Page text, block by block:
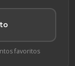
favoritos